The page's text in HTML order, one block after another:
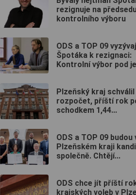
rezignuje na
kontrolního výboru
ODS a TOP 09
Špotáka k rezignaci:
Kontrolní výbor pod
Plzeňský kraj schválil
rozpočet, příští rok
schodkem 1,44...
ODS a TOP 09 budou
Plzeňském kraji
společně. Chtějí...
ODS chce jít příští
krajských voleb v